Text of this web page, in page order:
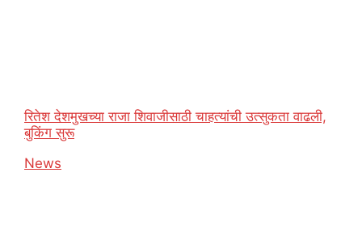
रितेश देशमुखच्या राजा शिवाजीसाठी चाहत्यांची उत्सुकता वाढली,
बुकिंग सुरू
In relation to
News